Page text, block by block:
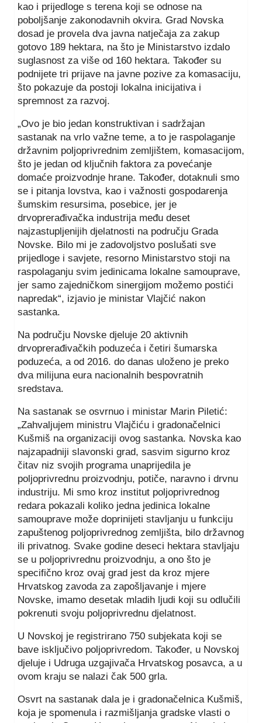
kao i prijedloge s terena koji se odnose na
poboljšanje zakonodavnih okvira. Grad Novska
dosad je provela dva javna natječaja za zakup
gotovo 189 hektara, na što je Ministarstvo izdalo
suglasnost za više od 160 hektara. Također su
podnijete tri prijave na javne pozive za komasaciju,
što pokazuje da postoji lokalna inicijativa i
spremnost za razvoj.
„Ovo je bio jedan konstruktivan i sadržajan
sastanak na vrlo važne teme, a to je raspolaganje
državnim poljoprivrednim zemljištem, komasacijom,
što je jedan od ključnih faktora za povećanje
domaće proizvodnje hrane. Također, dotaknuli smo
se i pitanja lovstva, kao i važnosti gospodarenja
šumskim resursima, posebice, jer je
drvoprerađivačka industrija među deset
najzastupljenijih djelatnosti na području Grada
Novske. Bilo mi je zadovoljstvo poslušati sve
prijedloge i savjete, resorno Ministarstvo stoji na
raspolaganju svim jedinicama lokalne samouprave,
jer samo zajedničkom sinergijom možemo postići
napredak“, izjavio je ministar Vlajčić nakon
sastanka.
Na području Novske djeluje 20 aktivnih
drvoprerađivačkih poduzeća i četiri šumarska
poduzeća, a od 2016. do danas uloženo je preko
dva milijuna eura nacionalnih bespovratnih
sredstava.
Na sastanak se osvrnuo i ministar Marin Piletić:
„Zahvaljujem ministru Vlajčiću i gradonačelnici
Kušmiš na organizaciji ovog sastanka. Novska kao
najzapadniji slavonski grad, sasvim sigurno kroz
čitav niz svojih programa unaprijedila je
poljoprivrednu proizvodnju, potiče, naravno i drvnu
industriju. Mi smo kroz institut poljoprivrednog
redara pokazali koliko jedna jedinica lokalne
samouprave može doprinijeti stavljanju u funkciju
zapuštenog poljoprivrednog zemljišta, bilo državnog
ili privatnog. Svake godine deseci hektara stavljaju
se u poljoprivrednu proizvodnju, a ono što je
specifično kroz ovaj grad jest da kroz mjere
Hrvatskog zavoda za zapošljavanje i mjere
Novske, imamo desetak mladih ljudi koji su odlučili
pokrenuti svoju poljoprivrednu djelatnost.
U Novskoj je registrirano 750 subjekata koji se
bave isključivo poljoprivredom. Također, u Novskoj
djeluje i Udruga uzgajivača Hrvatskog posavca, a u
ovom kraju se nalazi čak 500 grla.
Osvrt na sastanak dala je i gradonačelnica Kušmiš,
koja je spomenula i razmišljanja gradske vlasti o